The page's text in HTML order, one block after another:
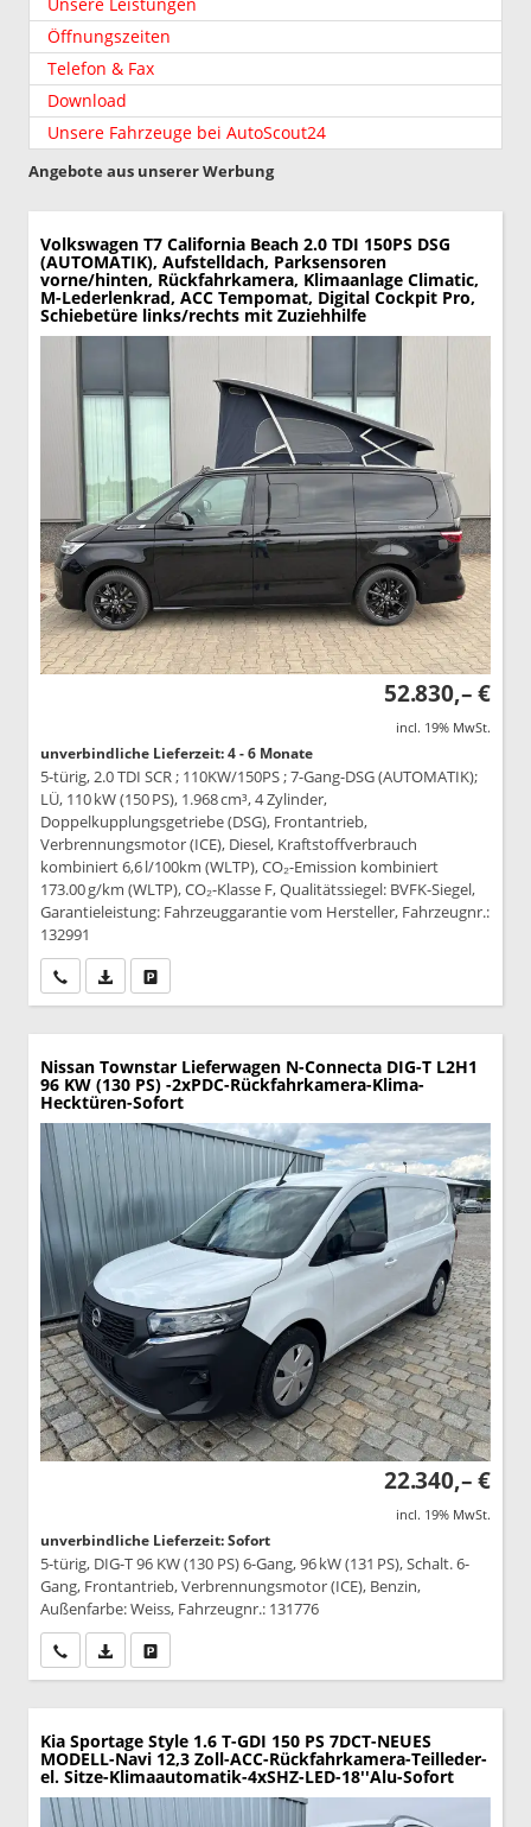
Öffnungszeiten
Telefon & Fax
Download
Unsere Fahrzeuge bei AutoScout24
Angebote aus unserer Werbung
Volkswagen T7 California Beach 2.0 TDI 150PS DSG
(AUTOMATIK), Aufstelldach, Parksensoren
vorne/hinten, Rückfahrkamera, Klimaanlage Climatic,
M-Lederlenkrad, ACC Tempomat, Digital Cockpit Pro,
Schiebetüre links/rechts mit Zuziehhilfe
52.830,– €
incl. 19% MwSt.
unverbindliche Lieferzeit: 4 - 6 Monate
5-türig, 2.0 TDI SCR ; 110KW/150PS ; 7-Gang-DSG (AUTOMATIK);
LÜ, 110 kW (150 PS), 1.968 cm³, 4 Zylinder,
Doppelkupplungsgetriebe (DSG), Frontantrieb,
Verbrennungsmotor (ICE), Diesel, Kraftstoffverbrauch
kombiniert 6,6 l/100km (WLTP), CO₂-Emission kombiniert
173.00 g/km (WLTP), CO₂-Klasse F, Qualitätssiegel: BVFK-Siegel,
Garantieleistung: Fahrzeuggarantie vom Hersteller, Fahrzeugnr.:
132991
Wir rufen Sie anPDF-Datei, Fahrzeugexposé drucken
Nissan Townstar Lieferwagen N-Connecta DIG-T L2H1
96 KW (130 PS) -2xPDC-Rückfahrkamera-Klima-
Hecktüren-Sofort
22.340,– €
incl. 19% MwSt.
unverbindliche Lieferzeit: Sofort
5-türig, DIG-T 96 KW (130 PS) 6-Gang, 96 kW (131 PS), Schalt. 6-
Gang, Frontantrieb, Verbrennungsmotor (ICE), Benzin,
Außenfarbe: Weiss, Fahrzeugnr.: 131776
Wir rufen Sie anPDF-Datei, Fahrzeugexposé drucken
Kia Sportage Style 1.6 T-GDI 150 PS 7DCT-NEUES
MODELL-Navi 12,3 Zoll-ACC-Rückfahrkamera-Teilleder-
el. Sitze-Klimaautomatik-4xSHZ-LED-18''Alu-Sofort